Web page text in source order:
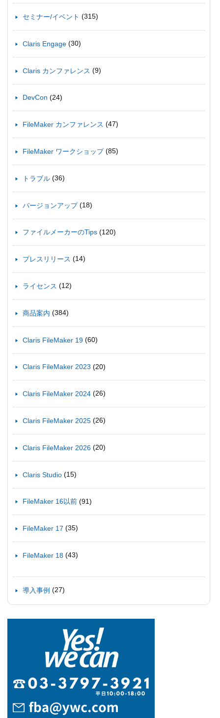
セミナー/イベント (315)
Claris Engage (30)
Claris カンファレンス (9)
DevCon (24)
FileMaker カンファレンス (47)
FileMaker ワークショップ(85)
トラブル (36)
バージョンアップ(18)
ファイルメーカーのTips (120)
プレスリリース (14)
ライセンス (12)
商品案内 (384)
Claris FileMaker 19 (60)
Claris FileMaker 2023 (20)
Claris FileMaker 2024 (26)
Claris FileMaker 2025 (26)
Claris FileMaker 2026 (20)
Claris Studio (15)
FileMaker 16以前 (91)
FileMaker 17 (35)
FileMaker 18 (43)
導入事例 (27)